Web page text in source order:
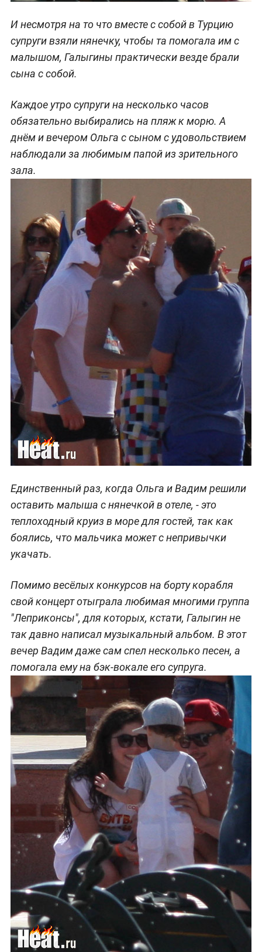
И несмотря на то что вместе с собой в Турцию
супруги взяли нянечку, чтобы та помогала им с
малышом, Галыгины практически везде брали
сына с собой.
Каждое утро супруги на несколько часов
обязательно выбирались на пляж к морю. А
днём и вечером Ольга с сыном с удовольствием
наблюдали за любимым папой из зрительного
зала.
Единственный раз, когда Ольга и Вадим решили
оставить малыша с нянечкой в отеле, - это
теплоходный круиз в море для гостей, так как
боялись, что мальчика может с непривычки
укачать.
Помимо весёлых конкурсов на борту корабля
свой концерт отыграла любимая многими группа
"Леприконсы", для которых, кстати, Галыгин не
так давно написал музыкальный альбом. В этот
вечер Вадим даже сам спел несколько песен, а
помогала ему на бэк-вокале его супруга.